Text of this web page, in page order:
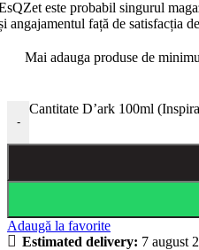
este probabil singurul
angajamentul față de satisfacția
Mai adauga produse de
-
Cantitate D’ark 100ml
Adaugă la favorite
Estimated delivery: 7 august